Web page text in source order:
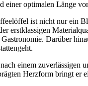
einer optimalen Länge
ist nicht nur ein
erstklassigen
Darüber
einem
Herzform bringt er